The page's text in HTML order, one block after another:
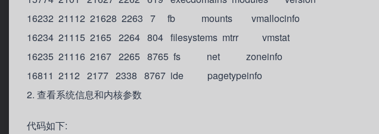
16232 21112 21628 2263 7 fb mounts vmallocinfo
16234 21115 2165 2264 804 filesystems mtrr vmstat
16235 21116 2167 2265 8765 fs net zoneinfo
16811 2112 2177 2338 8767 ide pagetypeinfo
2. 查看系统信息和内核参数
代码如下: